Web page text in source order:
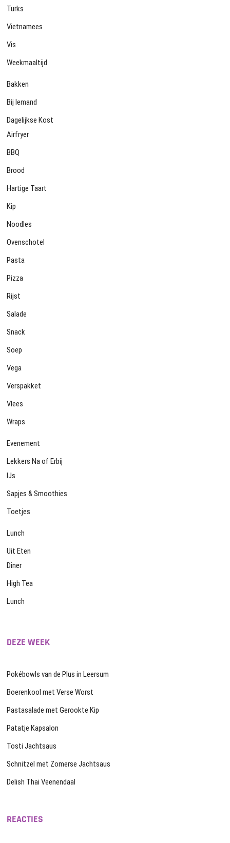
Turks
Vietnamees
Vis
Weekmaaltijd
Bakken
Bij Iemand
Dagelijkse Kost
Airfryer
BBQ
Brood
Hartige Taart
Kip
Noodles
Ovenschotel
Pasta
Pizza
Rijst
Salade
Snack
Soep
Vega
Verspakket
Vlees
Wraps
Evenement
Lekkers Na of Erbij
IJs
Sapjes & Smoothies
Toetjes
Lunch
Uit Eten
Diner
High Tea
Lunch
DEZE WEEK
Pokébowls van de Plus in Leersum
Boerenkool met Verse Worst
Pastasalade met Gerookte Kip
Patatje Kapsalon
Tosti Jachtsaus
Schnitzel met Zomerse Jachtsaus
Delish Thai Veenendaal
REACTIES